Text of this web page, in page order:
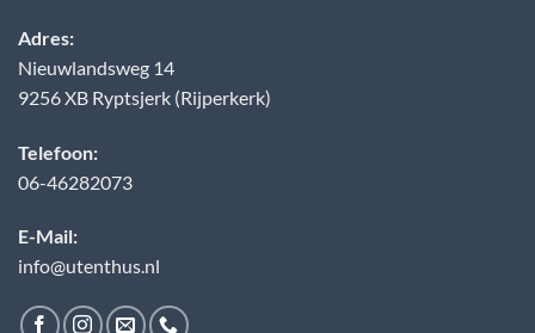
Adres:
Nieuwlandsweg 14
9256 XB Ryptsjerk (Rijperkerk)
Telefoon:
06-46282073
E-Mail:
info@utenthus.nl